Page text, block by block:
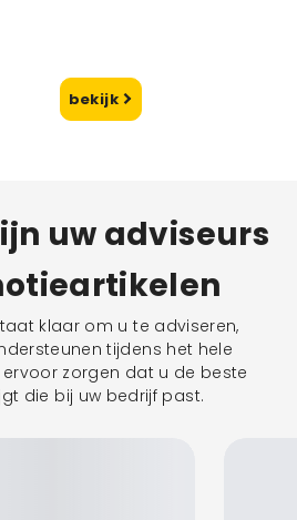
bekijk
uw adviseurs
klaar om u te adviseren,
tijdens het hele
zorgen dat u de beste
die bij uw bedrijf past.